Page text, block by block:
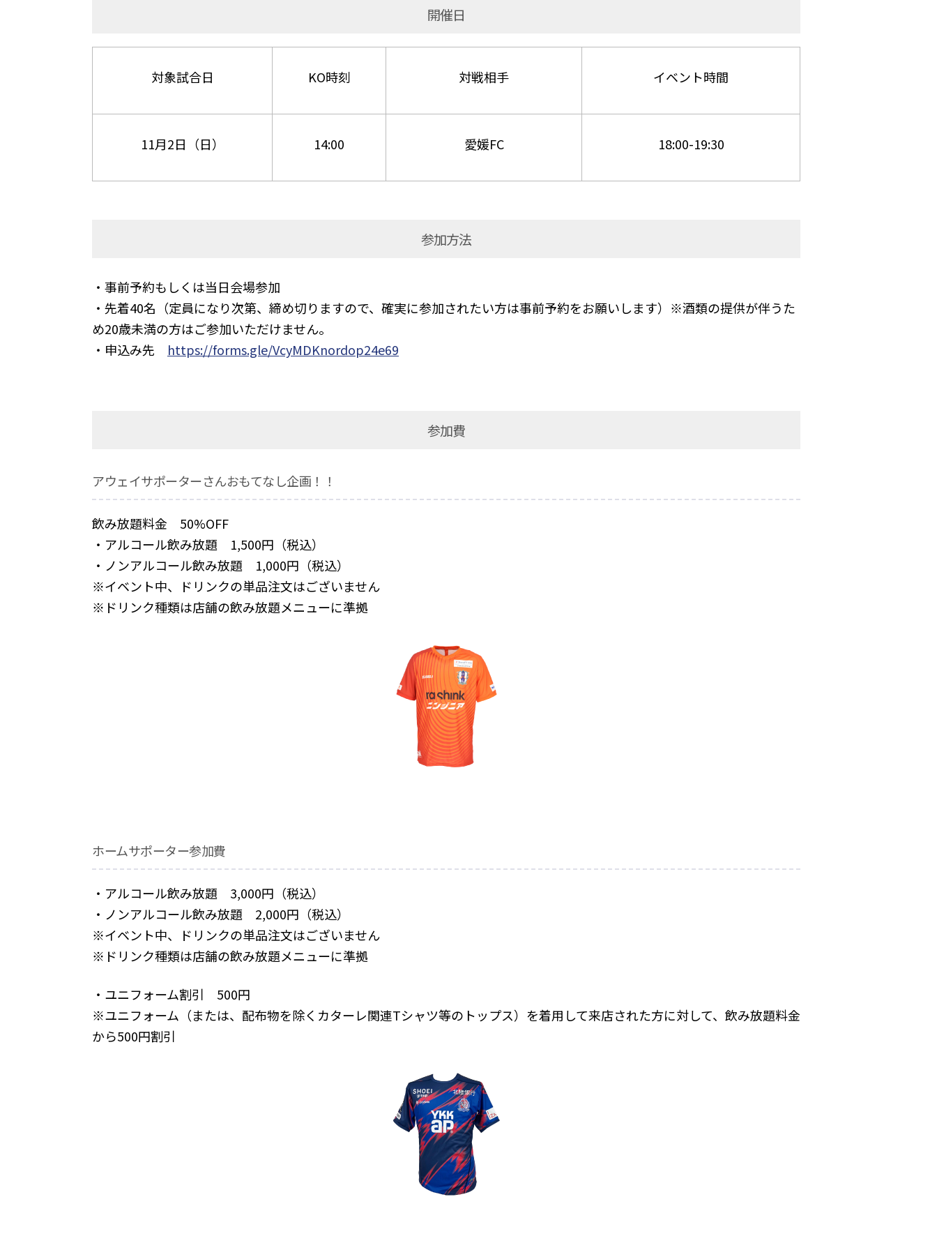
開催日
対象試合日 KO時刻 対戦相手 イベント時間
11月2日（日） 14:00 愛媛FC 18:00-19:30
参加方法
・事前予約もしくは当日会場参加
・先着40名（定員になり次第、締め切りますので、確実に参加されたい方は事前予約をお願いします）※酒類の提供が伴うた
め20歳未満の方はご参加いただけません。
・申込み先 https://forms.gle/VcyMDKnordop24e69
参加費
アウェイサポーターさんおもてなし企画！！
飲み放題料金 50%OFF
・アルコール飲み放題 1,500円（税込）
・ノンアルコール飲み放題 1,000円（税込）
※イベント中、ドリンクの単品注文はございません
※ドリンク種類は店舗の飲み放題メニューに準拠
ホームサポーター参加費
・アルコール飲み放題 3,000円（税込）
・ノンアルコール飲み放題 2,000円（税込）
※イベント中、ドリンクの単品注文はございません
※ドリンク種類は店舗の飲み放題メニューに準拠
・ユニフォーム割引 500円
※ユニフォーム（または、配布物を除くカターレ関連Tシャツ等のトップス）を着用して来店された方に対して、飲み放題料金
から500円割引